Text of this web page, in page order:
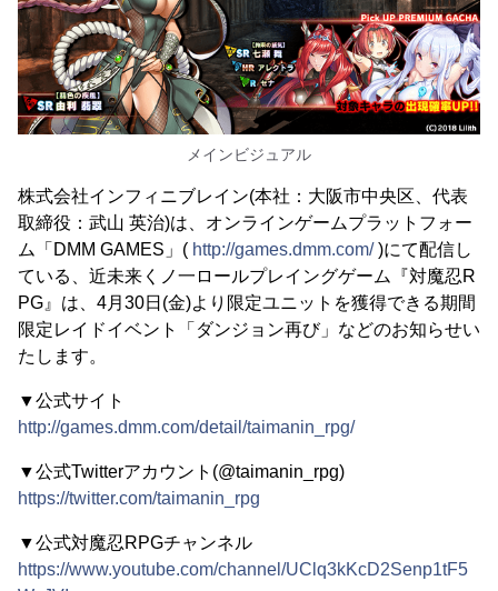
メインビジュアル
株式会社インフィニブレイン(本社：大阪市中央区、代表
取締役：武山 英治)は、オンラインゲームプラットフォー
ム「DMM GAMES」( http://games.dmm.com/)にて配信し
ている、近未来くノ一ロールプレイングゲーム『対魔忍R
PG』は、4月30日(金)より限定ユニットを獲得できる期間
限定レイドイベント「ダンジョン再び」などのお知らせい
たします。
▼公式サイト
http://games.dmm.com/detail/taimanin_rpg/
▼公式Twitterアカウント(@taimanin_rpg)
https://twitter.com/taimanin_rpg
▼公式対魔忍RPGチャンネル
https://www.youtube.com/channel/UClq3kKcD2Senp1tF5